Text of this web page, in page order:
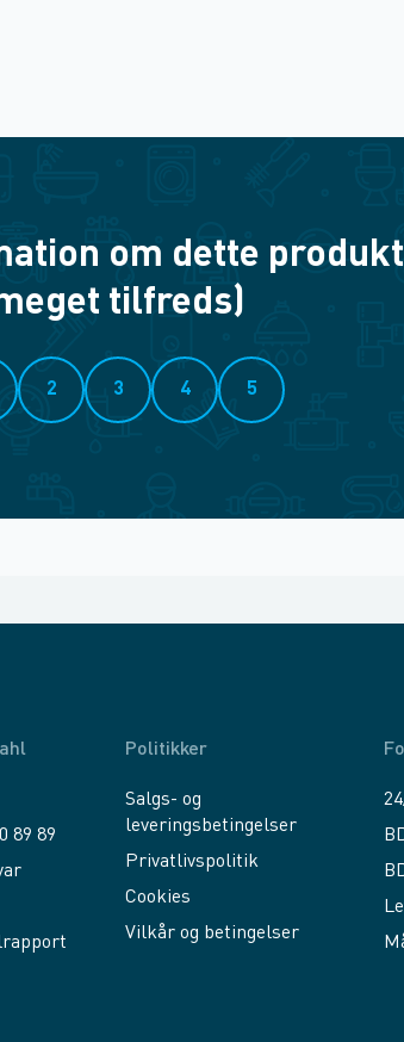
om dette
tilfreds)
2 3 4 5
89 89
Politikker
Salgs- og
leveringsbetingelser
Privatlivspolitik
Cookies
Vilkår og betingelser